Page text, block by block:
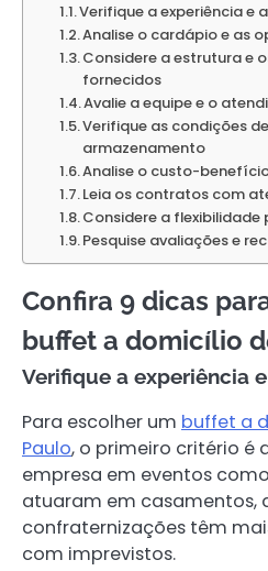
Verifique a experiência e
Analise o cardápio e as
Considere a estrutura e
fornecidos
Avalie a equipe e o
Verifique as condições
armazenamento
Analise o custo-
Leia os contratos com
Considere a flexibilidade
Pesquise avaliações e
Confira 9 dicas
buffet a domicílio
Verifique a experiência
Para escolher um buffet a
Paulo, o primeiro critério é
empresa em eventos
atuaram em casamentos,
confraternizações têm
com imprevistos.